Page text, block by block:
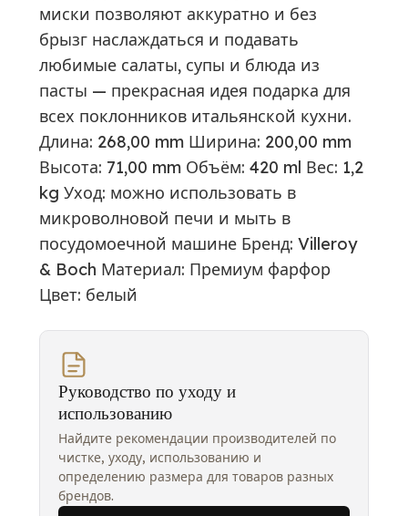
миски позволяют аккуратно и без
брызг наслаждаться и подавать
любимые салаты, супы и блюда из
пасты — прекрасная идея подарка для
всех поклонников итальянской кухни.
Длина: 268,00 mm Ширина: 200,00 mm
Высота: 71,00 mm Объём: 420 ml Вес: 1,2
kg Уход: можно использовать в
микроволновой печи и мыть в
посудомоечной машине Бренд: Villeroy
& Boch Материал: Премиум фарфор
Цвет: белый
Руководство по уходу и
использованию
Найдите рекомендации производителей по
чистке, уходу, использованию и
определению размера для товаров разных
брендов.